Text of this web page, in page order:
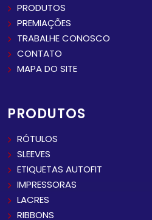
PRODUTOS
PREMIAÇÕES
TRABALHE CONOSCO
CONTATO
MAPA DO SITE
PRODUTOS
RÓTULOS
SLEEVES
ETIQUETAS AUTOFIT
IMPRESSORAS
LACRES
RIBBONS